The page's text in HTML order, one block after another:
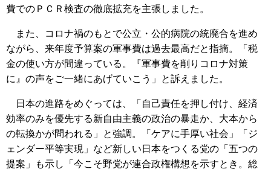
費でのＰＣＲ検査の徹底拡充を主張しました。
また、コロナ禍のもとで公立・公的病院の統廃合を進め
ながら、来年度予算案の軍事費は過去最高だと指摘。「税
金の使い方が間違っている。『軍事費を削りコロナ対策
に』の声をご一緒にあげていこう」と訴えました。
日本の進路をめぐっては、「自己責任を押し付け、経済
効率のみを優先する新自由主義の政治の暴走か、大本から
の転換かが問われる」と強調。「ケアに手厚い社会」「ジ
ェンダー平等実現」など新しい日本をつくる党の「五つの
提案」も示し「今こそ野党が連合政権構想を示すとき。総